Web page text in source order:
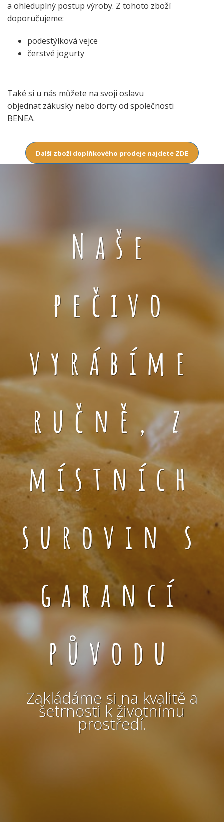
a ohleduplný postup výroby. Z tohoto zboží
doporučujeme:
podestýlková vejce
čerstvé jogurty
Také si u nás můžete na svoji oslavu
objednat zákusky nebo dorty od společnosti
BENEA.
Další zboží doplňkového prodeje najdete ZDE
Naše
pečivo
vyrábíme
ručně, z
místních
surovin s
garancí
původu
Zakládáme si na kvalitě a
šetrnosti k životnímu
prostředí.